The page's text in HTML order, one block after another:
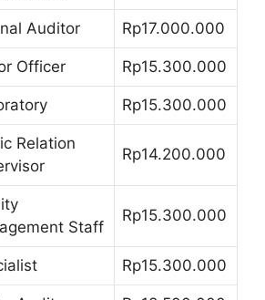
Auditor Rp17.000.000
Officer Rp15.300.000
Rp15.300.000
Relation
Rp14.200.000
Staff
Rp15.300.000
Rp15.300.000